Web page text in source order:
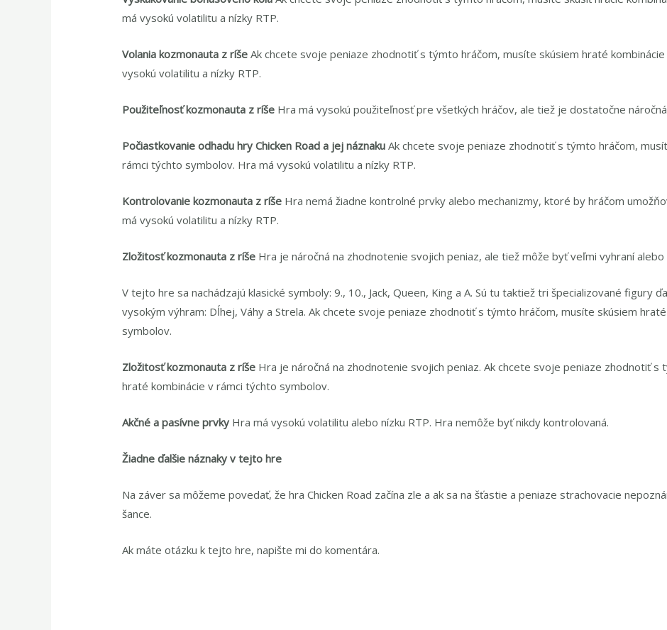
má vysokú volatilitu a nízky RTP.
Volania kozmonauta z ríšeAk chcete svoje peniaze zhodnotiť s týmto hráčom, musíte skúsiem hraté
vysokú volatilitu a nízky RTP.
Použiteľnosť kozmonauta z ríše Hra má vysokú použiteľnosť pre všetkých hráčov, ale tiež je dostatočne
Počiastkovanie odhadu hry Chicken Road a jej náznakuAk chcete svoje peniaze zhodnotiť s týmto hráčom,
rámci týchto symbolov. Hra má vysokú volatilitu a nízky RTP.
Kontrolovanie kozmonauta z ríše Hra nemá žiadne kontrolné prvky alebo mechanizmy, ktoré by hráčom
má vysokú volatilitu a nízky RTP.
Zložitosť kozmonauta z ríše Hra je náročná na zhodnotenie svojich peniaz, ale tiež môže byť veľmi vyhraní
V tejto hre sa nachádzajú klasické symboly: 9., 10., Jack, Queen, King a A. Sú tu taktiež tri špecializované figury
vysokým výhram: Dĺhej, Váhy a Strela. Ak chcete svoje peniaze zhodnotiť s týmto hráčom, musíte skúsiem
symbolov.
Zložitosť kozmonauta z ríše Hra je náročná na zhodnotenie svojich peniaz. Ak chcete svoje peniaze zhodnotiť s
hraté kombinácie v rámci týchto symbolov.
Akčné a pasívne prvky Hra má vysokú volatilitu alebo nízku RTP. Hra nemôže byť nikdy kontrolovaná.
Žiadne ďalšie náznaky v tejto hre
Na záver sa môžeme povedať, že hra Chicken Road začína zle a ak sa na šťastie a peniaze strachovacie
šance.
Ak máte otázku k tejto hre, napište mi do komentára.